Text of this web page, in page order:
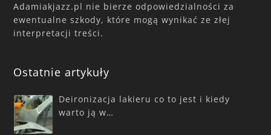
Adamiakjazz.pl nie bierze odpowiedzialności za
ewentualne szkody, które mogą wynikać ze złej
interpretacji treści.
Ostatnie artykuły
Deironizacja lakieru co to jest i kiedy
warto ją w…